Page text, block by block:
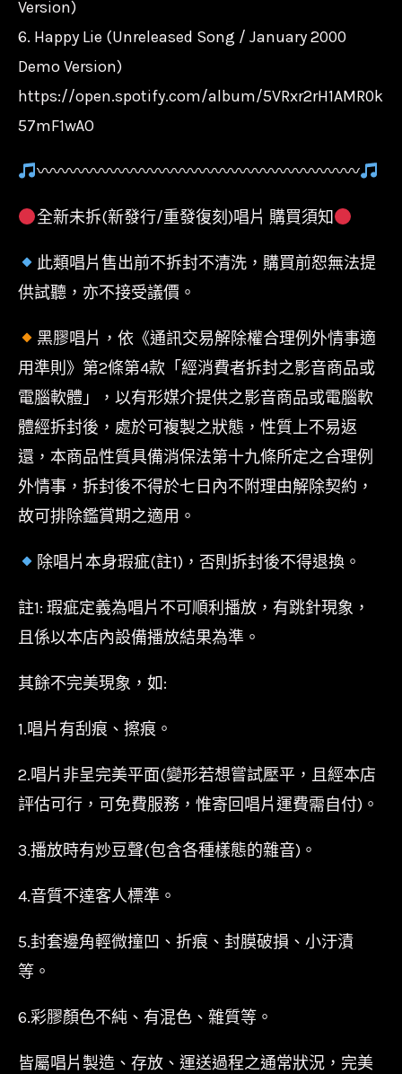
Version)
6. Happy Lie (Unreleased Song / January 2000
Demo Version)
https://open.spotify.com/album/5VRxr2rH1AMR0k
57mF1wAO
〰〰〰〰〰〰〰〰〰〰〰〰〰〰〰〰〰〰〰〰
全新未拆(新發行/重發復刻)唱片 購買須知
此類唱片售出前不拆封不清洗，購買前恕無法提
供試聽，亦不接受議價。
黑膠唱片，依《通訊交易解除權合理例外情事適
用準則》第2條第4款「經消費者拆封之影音商品或
電腦軟體」，以有形媒介提供之影音商品或電腦軟
體經拆封後，處於可複製之狀態，性質上不易返
還，本商品性質具備消保法第十九條所定之合理例
外情事，拆封後不得於七日內不附理由解除契約，
故可排除鑑賞期之適用。
除唱片本身瑕疵(註1)，否則拆封後不得退換。
註1: 瑕疵定義為唱片不可順利播放，有跳針現象，
且係以本店內設備播放結果為準。
其餘不完美現象，如:
1.唱片有刮痕、擦痕。
2.唱片非呈完美平面(變形若想嘗試壓平，且經本店
評估可行，可免費服務，惟寄回唱片運費需自付)。
3.播放時有炒豆聲(包含各種樣態的雜音)。
4.音質不達客人標準。
5.封套邊角輕微撞凹、折痕、封膜破損、小汙漬
等。
6.彩膠顏色不純、有混色、雜質等。
皆屬唱片製造、存放、運送過程之通常狀況，完美